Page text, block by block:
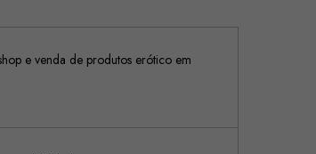
e venda de produtos erótico em